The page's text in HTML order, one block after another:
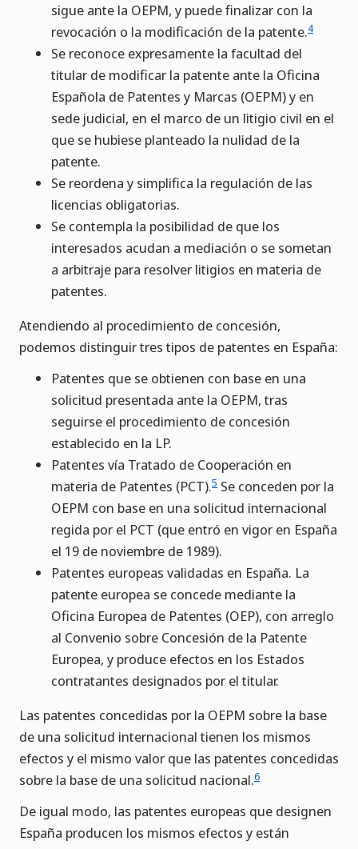
sigue ante la OEPM, y puede finalizar con la
revocación o la modificación de la patente.4
Se reconoce expresamente la facultad del
titular de modificar la patente ante la Oficina
Española de Patentes y Marcas (OEPM) y en
sede judicial, en el marco de un litigio civil en el
que se hubiese planteado la nulidad de la
patente.
Se reordena y simplifica la regulación de las
licencias obligatorias.
Se contempla la posibilidad de que los
interesados acudan a mediación o se sometan
a arbitraje para resolver litigios en materia de
patentes.
Atendiendo al procedimiento de concesión,
podemos distinguir tres tipos de patentes en España:
Patentes que se obtienen con base en una
solicitud presentada ante la OEPM, tras
seguirse el procedimiento de concesión
establecido en la LP.
Patentes vía Tratado de Cooperación en
materia de Patentes (PCT).5 Se conceden por la
OEPM con base en una solicitud internacional
regida por el PCT (que entró en vigor en España
el 19 de noviembre de 1989).
Patentes europeas validadas en España. La
patente europea se concede mediante la
Oficina Europea de Patentes (OEP), con arreglo
al Convenio sobre Concesión de la Patente
Europea, y produce efectos en los Estados
contratantes designados por el titular.
Las patentes concedidas por la OEPM sobre la base
de una solicitud internacional tienen los mismos
efectos y el mismo valor que las patentes concedidas
sobre la base de una solicitud nacional.6
De igual modo, las patentes europeas que designen
España producen los mismos efectos y están